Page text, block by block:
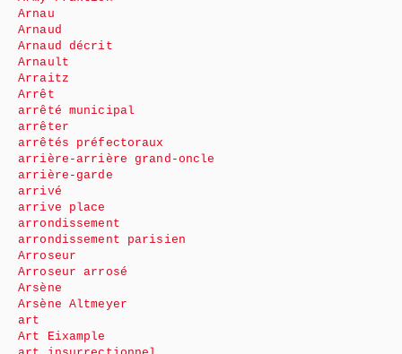
Arnau
Arnaud
Arnaud décrit
Arnault
Arraitz
Arrêt
arrêté municipal
arrêter
arrêtés préfectoraux
arrière-arrière grand-oncle
arrière-garde
arrivé
arrive place
arrondissement
arrondissement parisien
Arroseur
Arroseur arrosé
Arsène
Arsène Altmeyer
art
Art Eixample